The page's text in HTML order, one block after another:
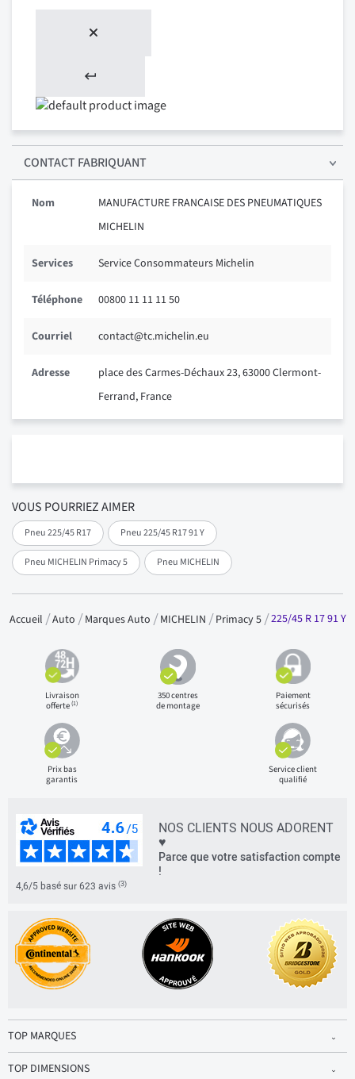
VOUS POURRIEZ AIMER
Pneu 225/45 R17 Pneu 225/45 R17 91 Y
Pneu MICHELIN Primacy 5 Pneu MICHELIN
CONTACT FABRIQUANT
Nom
MANUFACTURE FRANCAISE DES PNEUMATIQUES
MICHELIN
Services Service Consommateurs Michelin
Téléphone 00800 11 11 11 50
Courriel contact@tc.michelin.eu
Adresse
place des Carmes-Déchaux 23, 63000 Clermont-
Ferrand, France
Accueil Auto Marques Auto MICHELIN Primacy 5 225/45 R 17 91 Y
Livraison
offerte(1)
350 centres
de montage
Paiement
sécurisés
Prix bas
garantis
Service client
qualifié
NOS CLIENTS NOUS ADORENT
♥
Parce que votre satisfaction compte
!
4,6/5 basé sur 623 avis (3)
TOP MARQUES
TOP DIMENSIONS